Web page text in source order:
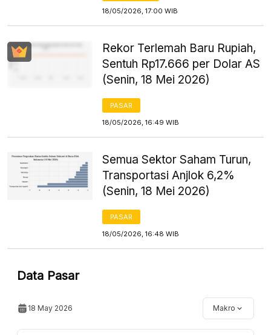
18/05/2026, 17:00 WIB
Rekor Terlemah Baru Rupiah,
Sentuh Rp17.666 per Dolar AS
(Senin, 18 Mei 2026)
PASAR
18/05/2026, 16:49 WIB
Semua Sektor Saham Turun,
Transportasi Anjlok 6,2%
(Senin, 18 Mei 2026)
PASAR
18/05/2026, 16:48 WIB
Data Pasar
18 May 2026 Makro